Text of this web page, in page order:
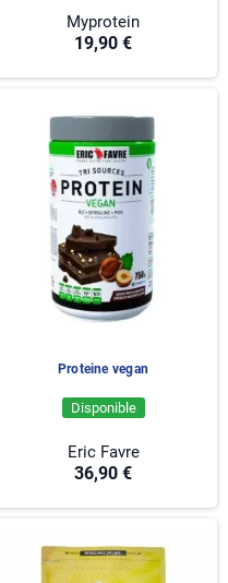
Myprotein
19,90 €
Proteine vegan
Disponible
Eric Favre
36,90 €